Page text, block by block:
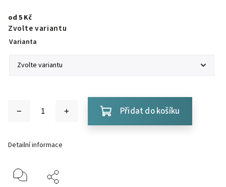
od 5 Kč
Zvolte variantu
Varianta
Přidat do košíku
Detailní informace